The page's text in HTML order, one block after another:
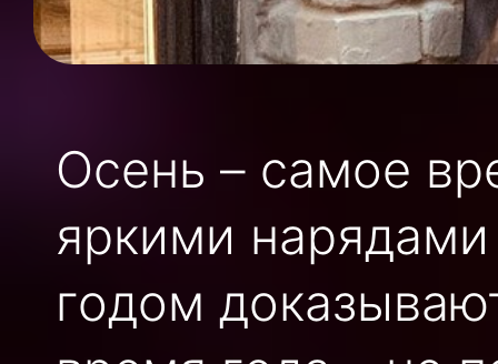
Осень – самое
яркими
годом